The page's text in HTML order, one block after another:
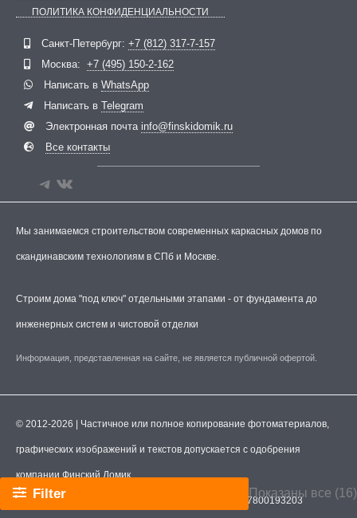
Filter Показаны все (16)
ПОЛИТИКА КОНФИДЕНЦИАЛЬНОСТИ
Санкт-Петербург: +7 (812) 317-7-157
Москва: +7 (495) 150-2-162
Написать в WhatsApp
Написать в Telegram
Электронная почта info@finskidomik.ru
Все контакты
Мы занимаемся строительством современных каркасных домов по
скандинавским технологиям в СПб и Москве.
Строим дома "под ключ" отдельными этапами - от фундамента до
инженерных систем и чистовой отделки
Информация, представленная на сайте, не является публичной офертой.
© 2012-2026 | Частичное или полное копирование фотоматериалов,
графических изображений и текстов допускается с одобрения
компании Финский Домик.
ООО "Финский Домик". 1217800193203